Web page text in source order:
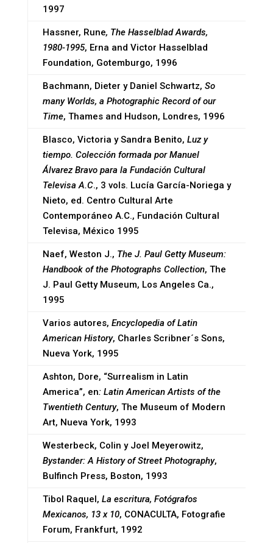
1997
Hassner, Rune, The Hasselblad Awards,
1980-1995, Erna and Victor Hasselblad
Foundation, Gotemburgo, 1996
Bachmann, Dieter y Daniel Schwartz, So
many Worlds, a Photographic Record of our
Time, Thames and Hudson, Londres, 1996
Blasco, Victoria y Sandra Benito, Luz y
tiempo. Colección formada por Manuel
Álvarez Bravo para la Fundación Cultural
Televisa A.C., 3 vols. Lucía García-Noriega y
Nieto, ed. Centro Cultural Arte
Contemporáneo A.C., Fundación Cultural
Televisa, México 1995
Naef, Weston J., The J. Paul Getty Museum:
Handbook of the Photographs Collection, The
J. Paul Getty Museum, Los Angeles Ca.,
1995
Varios autores, Encyclopedia of Latin
American History, Charles Scribner´s Sons,
Nueva York, 1995
Ashton, Dore, “Surrealism in Latin
America”, en: Latin American Artists of the
Twentieth Century, The Museum of Modern
Art, Nueva York, 1993
Westerbeck, Colin y Joel Meyerowitz,
Bystander: A History of Street Photography,
Bulfinch Press, Boston, 1993
Tibol Raquel, La escritura, Fotógrafos
Mexicanos, 13 x 10, CONACULTA, Fotografie
Forum, Frankfurt, 1992